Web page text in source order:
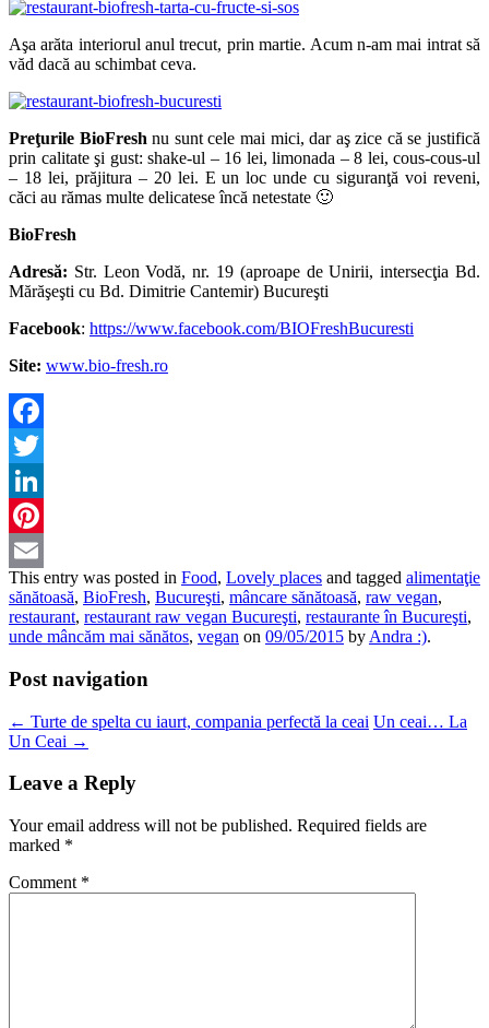
Aşa arăta interiorul anul trecut, prin martie. Acum n-am mai intrat să
văd dacă au schimbat ceva.
Preţurile BioFresh nu sunt cele mai mici, dar aş zice că se justifică
prin calitate şi gust: shake-ul – 16 lei, limonada – 8 lei, cous-cous-ul
– 18 lei, prăjitura – 20 lei. E un loc unde cu siguranţă voi reveni,
căci au rămas multe delicatese încă netestate 🙂
BioFresh
Adresă: Str. Leon Vodă, nr. 19 (aproape de Unirii, intersecţia Bd.
Mărăşeşti cu Bd. Dimitrie Cantemir) Bucureşti
Facebook: https://www.facebook.com/BIOFreshBucuresti
Site: www.bio-fresh.ro
Facebook
Twitter
LinkedIn
Pinterest
Email
This entry was posted in Food, Lovely places and tagged alimentaţie
sănătoasă, BioFresh, Bucureşti, mâncare sănătoasă, raw vegan,
restaurant, restaurant raw vegan Bucureşti, restaurante în Bucureşti,
unde mâncăm mai sănătos, vegan on 09/05/2015 by Andra :).
Post navigation
← Turte de spelta cu iaurt, compania perfectă la ceai Un ceai… La
Un Ceai →
Leave a Reply
Your email address will not be published. Required fields are
marked *
Comment *